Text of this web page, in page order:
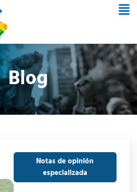
Blog
Notas de opinión
especializada